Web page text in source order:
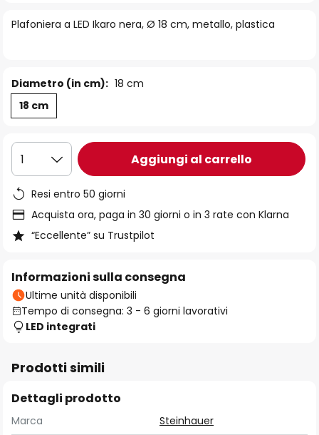
immagini
Plafoniera a LED Ikaro nera, Ø 18 cm, metallo, plastica
Diametro (in cm): 18 cm
18 cm
1 Aggiungi al carrello
Resi entro 50 giorni
Acquista ora, paga in 30 giorni o in 3 rate con Klarna
“Eccellente” su Trustpilot
Informazioni sulla consegna
Ultime unità disponibili
Tempo di consegna: 3 - 6 giorni lavorativi
LED integrati
Prodotti simili
Dettagli prodotto
Marca
Steinhauer